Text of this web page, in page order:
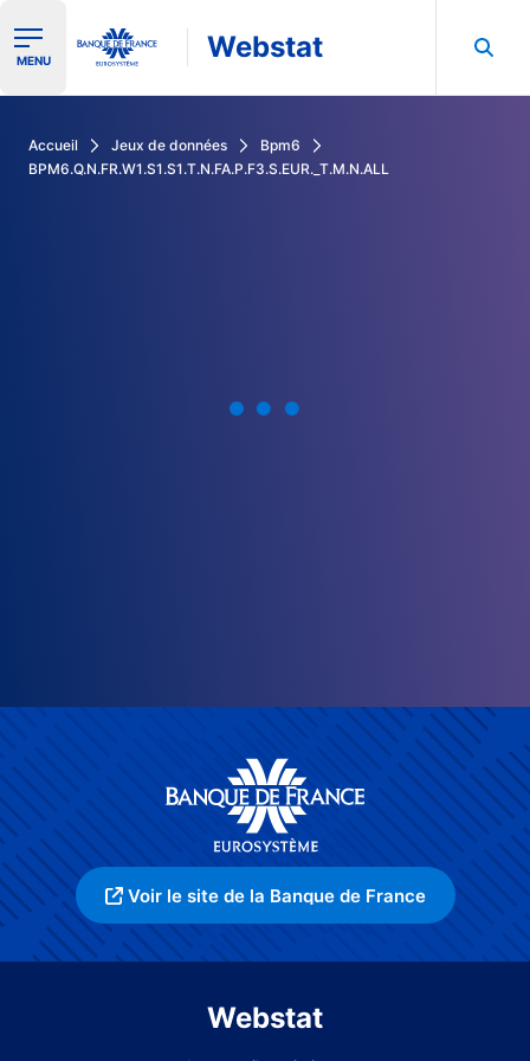
Ouvrir le menu de navigation
MENU Webstat
Accueil Jeux de données
Bpm6
BPM6.Q.N.FR.W1.S1.S1.T.N.FA.P.F3.S.EUR._T.M.N.ALL
Voir le site de la Banque de France
Webstat